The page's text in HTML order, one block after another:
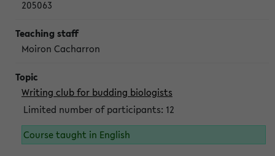
205063
Moiron Cacharron
Writing club for budding biologists
Limited number of participants: 12
Course taught in English